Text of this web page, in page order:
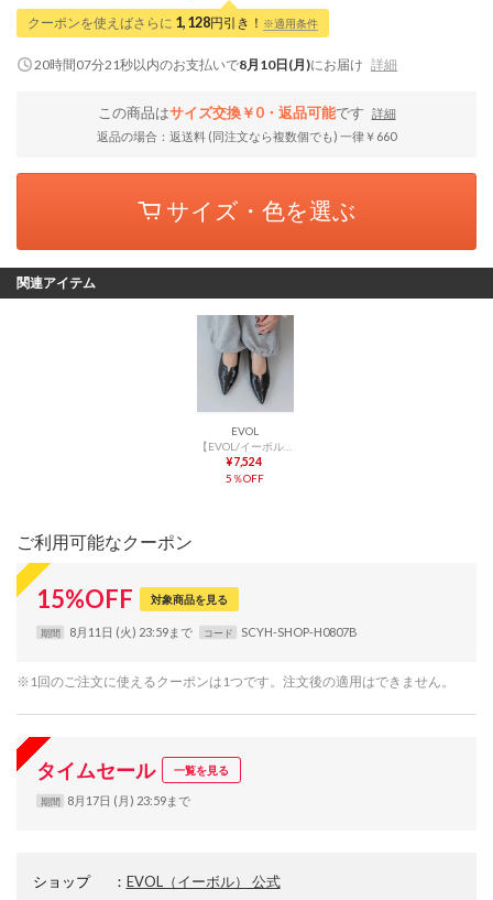
クーポンを使えばさらに 1,128円引き！ ※適用条件
20時間07分20秒以内のお支払いで8月10日(月)にお届け 詳細
この商品はサイズ交換￥0・返品可能です
詳細
返品の場合：返送料 (同注文なら複数個でも) 一律￥660
サイズ・色を選ぶ
関連アイテム
EVOL
【EVOL/イーボル】 【ふかふか・クッション入り】Vカットステッチパンプス IZ5815 （ブラック）
¥7,524
5％OFF
ご利用可能なクーポン
15%OFF 対象商品を見る
期間 8月11日 (火) 23:59まで コード SCYH-SHOP-H0807B
※1回のご注文に使えるクーポンは1つです。注文後の適用はできません。
タイムセール 一覧を見る
期間 8月17日 (月) 23:59まで
ショップ ： EVOL（イーボル） 公式